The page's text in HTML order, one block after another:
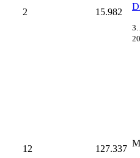
2 15.982
3.
12 127.337